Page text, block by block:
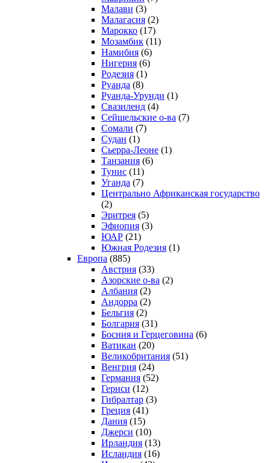
Малави (3)
Малагасия (2)
Марокко (17)
Мозамбик (11)
Намибия (6)
Нигерия (6)
Родезия (1)
Руанда (8)
Руанда-Урунди (1)
Свазиленд (4)
Сейшельские о-ва (7)
Сомали (7)
Судан (1)
Сьерра-Леоне (1)
Танзания (6)
Тунис (11)
Уганда (7)
Центрально Африканская государство
(2)
Эритрея (5)
Эфиопия (3)
ЮАР (21)
Южная Родезия (1)
Европа (885)
Австрия (33)
Азорские о-ва (2)
Албания (2)
Андорра (2)
Бельгия (2)
Болгария (31)
Босния и Герцеговина (6)
Ватикан (20)
Великобритания (51)
Венгрия (24)
Германия (52)
Гернси (12)
Гибралтар (3)
Греция (41)
Дания (15)
Джерси (10)
Ирландия (13)
Исландия (16)